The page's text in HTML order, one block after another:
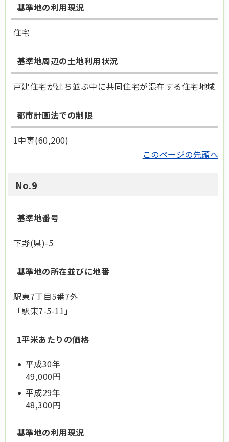
基準地の利用現況
住宅
基準地周辺の土地利用状況
戸建住宅が建ち並ぶ中に共同住宅が混在する住宅地域
都市計画法での制限
1中専(60,200)
このページの先頭へ
No.9
基準地番号
下野(県)-5
基準地の所在並びに地番
駅東7丁目5番7外
「駅東7-5-11」
1平米あたりの価格
平成30年
49,000円
平成29年
48,300円
基準地の利用現況